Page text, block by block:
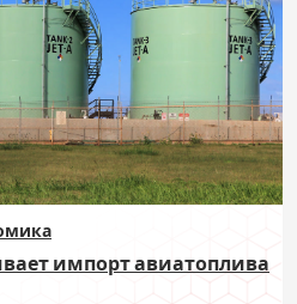
импорт авиатоплива